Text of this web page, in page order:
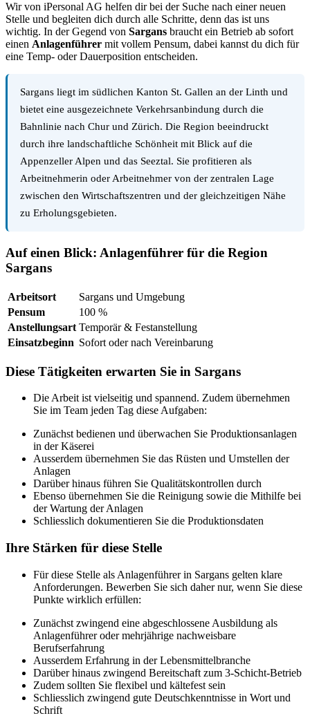
Wir von iPersonal AG helfen dir bei der Suche nach einer neuen
Stelle und begleiten dich durch alle Schritte, denn das ist uns
wichtig. In der Gegend von Sargans braucht ein Betrieb ab sofort
einen Anlagenführer mit vollem Pensum, dabei kannst du dich für
eine Temp- oder Dauerposition entscheiden.
Sargans liegt im südlichen Kanton St. Gallen an der Linth und
bietet eine ausgezeichnete Verkehrsanbindung durch die
Bahnlinie nach Chur und Zürich. Die Region beeindruckt
durch ihre landschaftliche Schönheit mit Blick auf die
Appenzeller Alpen und das Seeztal. Sie profitieren als
Arbeitnehmerin oder Arbeitnehmer von der zentralen Lage
zwischen den Wirtschaftszentren und der gleichzeitigen Nähe
zu Erholungsgebieten.
Auf einen Blick: Anlagenführer für die Region
Sargans
Arbeitsort
Sargans und Umgebung
Pensum
100 %
Anstellungsart Temporär & Festanstellung
Einsatzbeginn Sofort oder nach Vereinbarung
Diese Tätigkeiten erwarten Sie in Sargans
Die Arbeit ist vielseitig und spannend. Zudem übernehmen
Sie im Team jeden Tag diese Aufgaben:
Zunächst bedienen und überwachen Sie Produktionsanlagen
in der Käserei
Ausserdem übernehmen Sie das Rüsten und Umstellen der
Anlagen
Darüber hinaus führen Sie Qualitätskontrollen durch
Ebenso übernehmen Sie die Reinigung sowie die Mithilfe bei
der Wartung der Anlagen
Schliesslich dokumentieren Sie die Produktionsdaten
Ihre Stärken für diese Stelle
Für diese Stelle als Anlagenführer in Sargans gelten klare
Anforderungen. Bewerben Sie sich daher nur, wenn Sie diese
Punkte wirklich erfüllen:
Zunächst zwingend eine abgeschlossene Ausbildung als
Anlagenführer oder mehrjährige nachweisbare
Berufserfahrung
Ausserdem Erfahrung in der Lebensmittelbranche
Darüber hinaus zwingend Bereitschaft zum 3-Schicht-Betrieb
Zudem sollten Sie flexibel und kältefest sein
Schliesslich zwingend gute Deutschkenntnisse in Wort und
Schrift